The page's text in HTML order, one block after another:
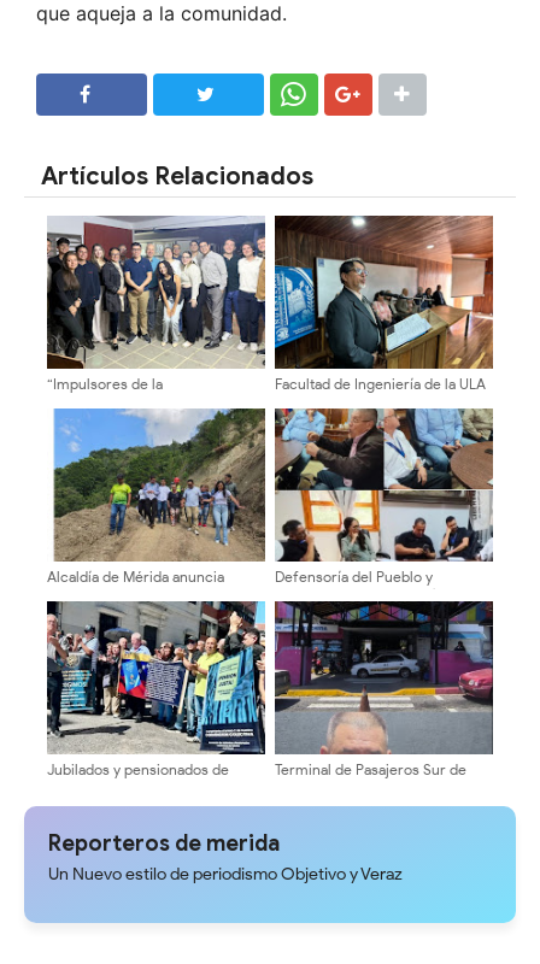
que aqueja a la comunidad.
Artículos Relacionados
“Impulsores de la
sostuvieron encuentros en la
ULA sobre autonomía y
sostenibilidad
Facultad de Ingeniería de la ULA
Alcaldía de Mérida anuncia
en el sector El Cafetal por 15
días
Defensoría del Pueblo y
Concejo Municipal evalúan tarifa
del pasaje en Mérida
Jubilados y pensionados de
salariales y servicios médicos
Terminal de Pasajeros Sur de
para recibir a turistas
Reporteros de merida
Un Nuevo estilo de periodismo Objetivo y Veraz